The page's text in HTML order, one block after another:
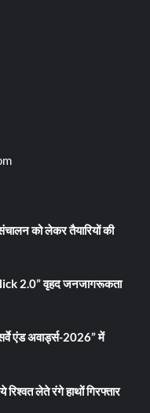
को लेकर तैयारियों की
2.0” वृहद जनजागरूकता
एंड अवार्ड्स-2026” में
रिश्वत लेते रंगे हाथों गिरफ्तार